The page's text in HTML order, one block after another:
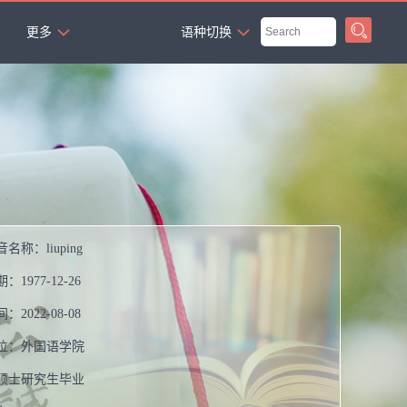
更多
语种切换
名称： liuping
： 1977-12-26
： 2022-08-08
：外国语学院
士研究生毕业